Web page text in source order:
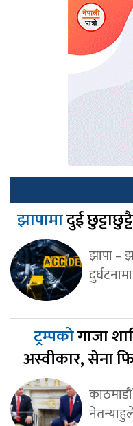
झापामादुई
झापा –
ट्रम्पकोगाजा
अस्वीकार, सेना
नेतन्याहुले